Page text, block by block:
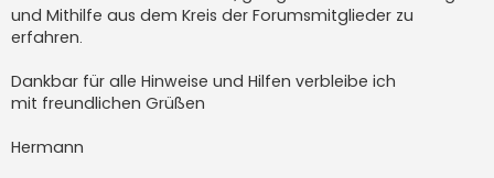
und Mithilfe aus dem Kreis der Forumsmitglieder zu
erfahren.
Dankbar für alle Hinweise und Hilfen verbleibe ich
mit freundlichen Grüßen
Hermann